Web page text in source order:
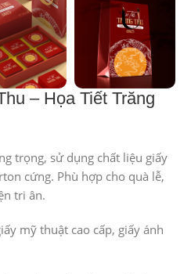
– Họa Tiết Trăng
trọng, sử dụng chất liệu giấy
cứng. Phù hợp cho quà lễ,
tri ân.
mỹ thuật cao cấp, giấy ánh